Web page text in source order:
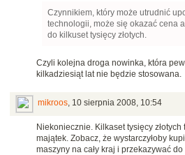
Czynnikiem, który może utrudnić
technologii, może się okazać cena
do kilkuset tysięcy złotych.
Czyli kolejna droga nowinka, która
kilkadziesiąt lat nie będzie stosowana.
mikroos, 10 sierpnia 2008, 10:54
Niekoniecznie. Kilkaset tysięcy
majątek. Zobacz, że wystarczyłoby
maszyny na cały kraj i przekazywać